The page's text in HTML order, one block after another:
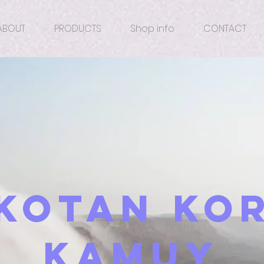
PRODUCTS Shop info CONTACT